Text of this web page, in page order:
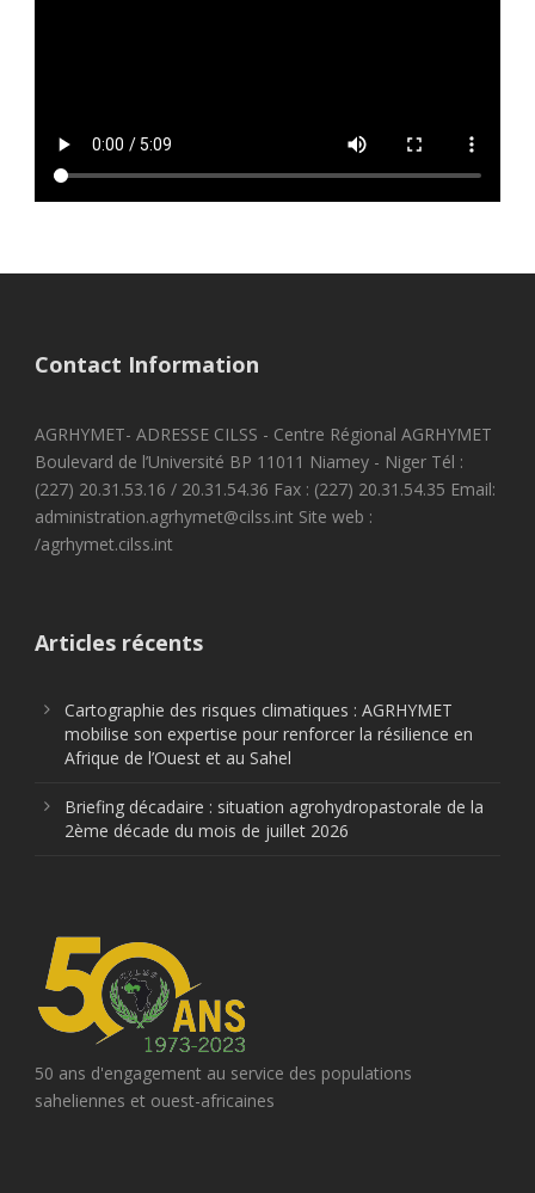
Contact Information
AGRHYMET- ADRESSE CILSS - Centre Régional AGRHYMET
Boulevard de l’Université BP 11011 Niamey - Niger Tél :
(227) 20.31.53.16 / 20.31.54.36 Fax : (227) 20.31.54.35 Email:
administration.agrhymet@cilss.int Site web :
/agrhymet.cilss.int
Articles récents
Cartographie des risques climatiques : AGRHYMET
mobilise son expertise pour renforcer la résilience en
Afrique de l’Ouest et au Sahel
Briefing décadaire : situation agrohydropastorale de la
2ème décade du mois de juillet 2026
50 ans d'engagement au service des populations
saheliennes et ouest-africaines